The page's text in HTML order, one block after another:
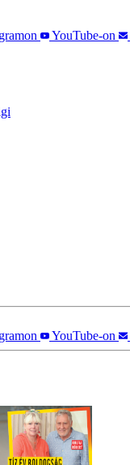
YouTube-on
YouTube-on